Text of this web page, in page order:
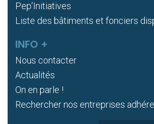
Pep’Initiatives
Liste des bâtiments et fonciers
INFO +
Nous contacter
Actualités
On en parle !
Rechercher nos entreprises